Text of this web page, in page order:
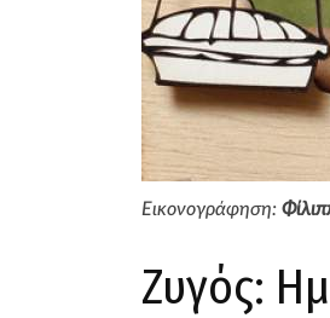
Εικονογράφηση:
Ζυγός: